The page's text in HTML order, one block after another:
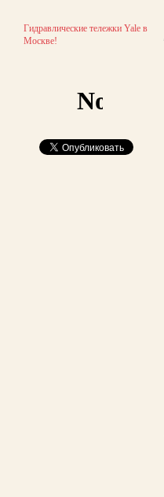
Гидравлические тележки Yale в
Москве!